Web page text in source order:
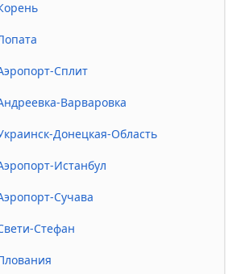
Сплит
Варваровка
Донецкая-Область
Истанбул
Сучава
Стефан